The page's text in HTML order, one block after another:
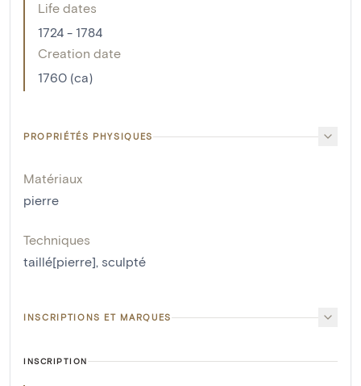
Life dates
1724 - 1784
Creation date
1760 (ca)
PROPRIÉTÉS PHYSIQUES
Matériaux
pierre
Techniques
taillé[pierre], sculpté
INSCRIPTIONS ET MARQUES
INSCRIPTION